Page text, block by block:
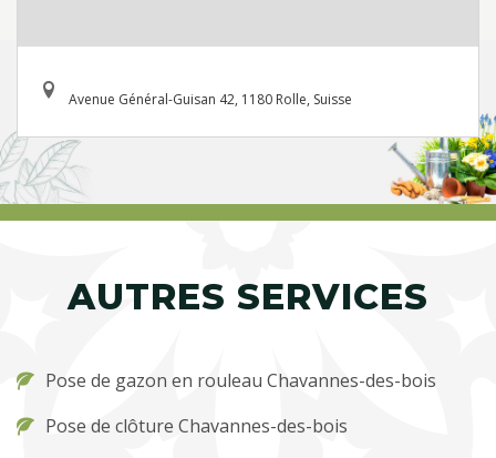
Avenue Général-Guisan 42, 1180 Rolle, Suisse
AUTRES SERVICES
Pose de gazon en rouleau Chavannes-des-bois
Pose de clôture Chavannes-des-bois